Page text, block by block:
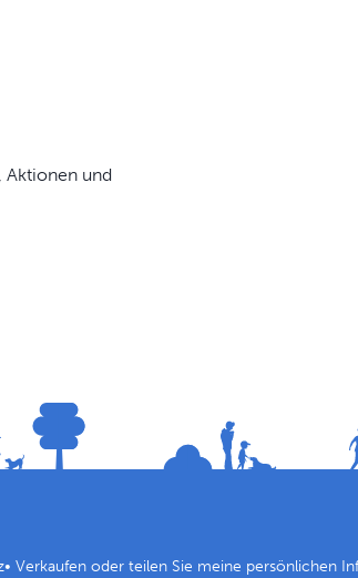
Aktionen und
• Verkaufen oder teilen Sie meine persönlichen